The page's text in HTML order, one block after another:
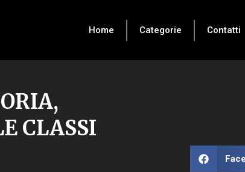
Home Categorie Contatti
CLASSI